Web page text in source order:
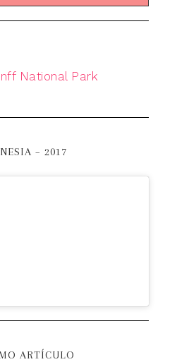
National Park
– 2017
ARTÍCULO